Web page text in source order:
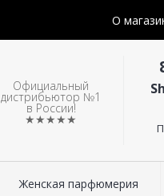
О
Официальный
дистрибьютор №1
в России!
★★★★★
Женская парфюмерия